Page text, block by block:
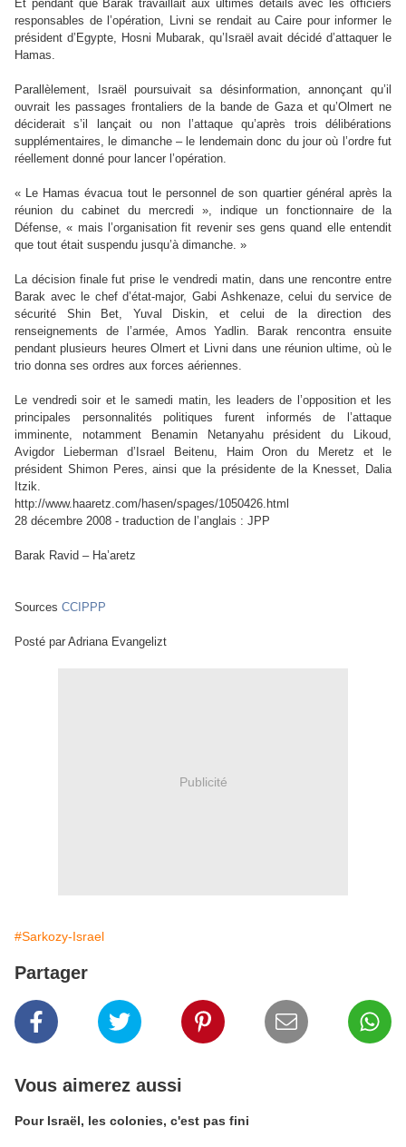
Et pendant que Barak travaillait aux ultimes détails avec les officiers
responsables de l’opération, Livni se rendait au Caire pour informer le
président d’Egypte, Hosni Mubarak, qu’Israël avait décidé d’attaquer le
Hamas.
Parallèlement, Israël poursuivait sa désinformation, annonçant qu’il
ouvrait les passages frontaliers de la bande de Gaza et qu’Olmert ne
déciderait s’il lançait ou non l’attaque qu’après trois délibérations
supplémentaires, le dimanche – le lendemain donc du jour où l’ordre fut
réellement donné pour lancer l’opération.
« Le Hamas évacua tout le personnel de son quartier général après la
réunion du cabinet du mercredi », indique un fonctionnaire de la
Défense, « mais l’organisation fit revenir ses gens quand elle entendit
que tout était suspendu jusqu’à dimanche. »
La décision finale fut prise le vendredi matin, dans une rencontre entre
Barak avec le chef d’état-major, Gabi Ashkenaze, celui du service de
sécurité Shin Bet, Yuval Diskin, et celui de la direction des
renseignements de l’armée, Amos Yadlin. Barak rencontra ensuite
pendant plusieurs heures Olmert et Livni dans une réunion ultime, où le
trio donna ses ordres aux forces aériennes.
Le vendredi soir et le samedi matin, les leaders de l’opposition et les
principales personnalités politiques furent informés de l’attaque
imminente, notamment Benamin Netanyahu président du Likoud,
Avigdor Lieberman d’Israel Beitenu, Haim Oron du Meretz et le
président Shimon Peres, ainsi que la présidente de la Knesset, Dalia
Itzik.
http://www.haaretz.com/hasen/spages/1050426.html
28 décembre 2008 - traduction de l’anglais : JPP
Barak Ravid – Ha’aretz
Sources CCIPPP
Posté par Adriana Evangelizt
Publicité
#Sarkozy-Israel
Partager
Vous aimerez aussi
Pour Israël, les colonies, c'est pas fini